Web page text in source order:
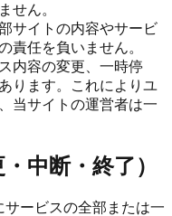
せん。
サイトの内容やサービ
責任を負いません。
内容の変更、一時停
ります。これによりユ
当サイトの運営者は一
中断・終了）
ービスの全部または一